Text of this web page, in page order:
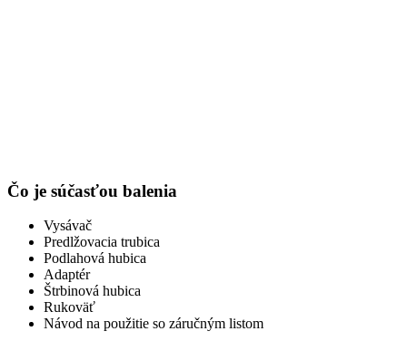
Čo je súčasťou balenia
Vysávač
Predlžovacia trubica
Podlahová hubica
Adaptér
Štrbinová hubica
Rukoväť
Návod na použitie so záručným listom